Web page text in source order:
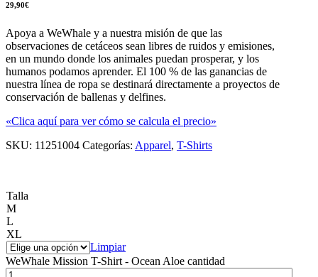
29,90€
Apoya a WeWhale y a nuestra misión de que las
observaciones de cetáceos sean libres de ruidos y emisiones,
en un mundo donde los animales puedan prosperar, y los
humanos podamos aprender. El 100 % de las ganancias de
nuestra línea de ropa se destinará directamente a proyectos de
conservación de ballenas y delfines.
«Clica aquí para ver cómo se calcula el precio»
SKU: 11251004 Categorías: Apparel, T-Shirts
Talla
M
L
XL
Limpiar
WeWhale Mission T-Shirt - Ocean Aloe cantidad